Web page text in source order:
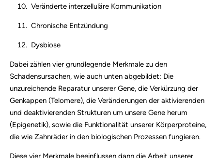
Veränderte interzelluläre Kommunikation
Chronische Entzündung
Dysbiose
Dabei zählen vier grundlegende Merkmale zu den
Schadensursachen, wie auch unten abgebildet: Die
unzureichende Reparatur unserer Gene, die Verkürzung der
Genkappen (Telomere), die Veränderungen der aktivierenden
und deaktivierenden Strukturen um unsere Gene herum
(Epigenetik), sowie die Funktionalität unserer Körperproteine,
die wie Zahnräder in den biologischen Prozessen fungieren.
Diese vier Merkmale beeinflussen dann die Arbeit unserer